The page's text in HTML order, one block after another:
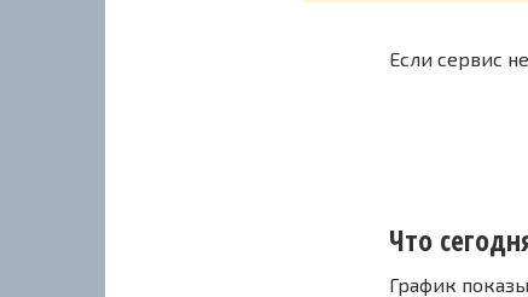
Если сервис
Что
График